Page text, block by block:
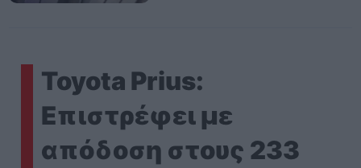
Toyota Prius:
Επιστρέφει με
απόδοση στους 233